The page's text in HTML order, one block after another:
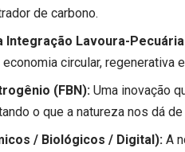
de carbono.
Integração Lavoura-
circular, regenerativa
(FBN): Uma inovação
o que a natureza nos dá de
/ Biológicos / Digital): A